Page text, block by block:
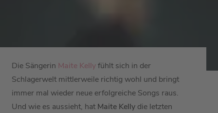
Die Sängerin Maite Kellyfühlt sich in der
Schlagerwelt mittlerweile richtig wohl und bringt
immer mal wieder neue erfolgreiche Songs raus.
Und wie es aussieht, hat Maite Kelly die letzten